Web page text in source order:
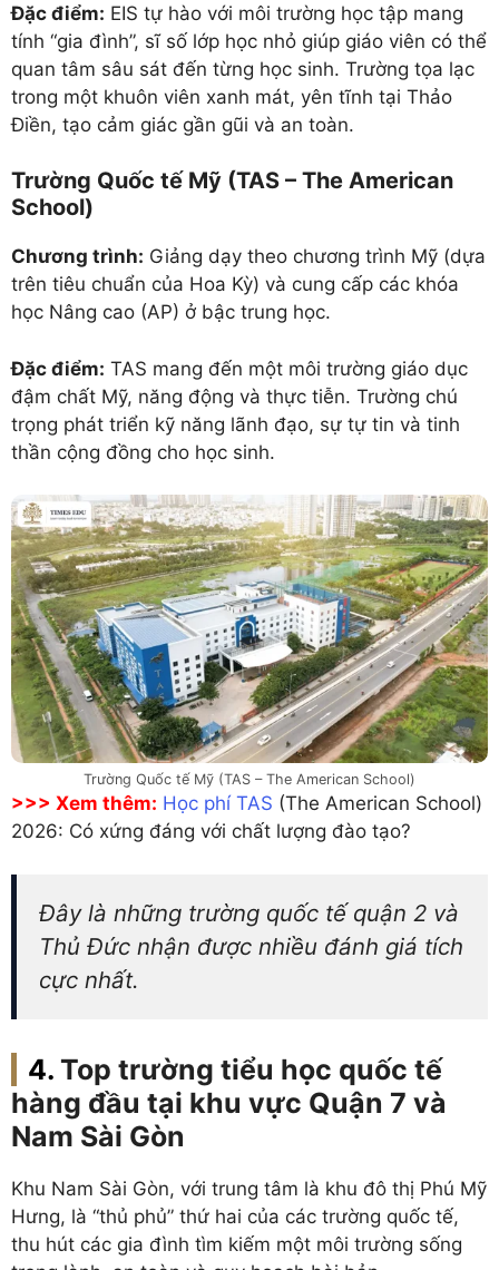
Đặc điểm: EIS tự hào với môi trường học tập mang
tính “gia đình”, sĩ số lớp học nhỏ giúp giáo viên có thể
quan tâm sâu sát đến từng học sinh. Trường tọa lạc
trong một khuôn viên xanh mát, yên tĩnh tại Thảo
Điền, tạo cảm giác gần gũi và an toàn.
Trường Quốc tế Mỹ (TAS – The American
School)
Chương trình: Giảng dạy theo chương trình Mỹ (dựa
trên tiêu chuẩn của Hoa Kỳ) và cung cấp các khóa
học Nâng cao (AP) ở bậc trung học.
Đặc điểm: TAS mang đến một môi trường giáo dục
đậm chất Mỹ, năng động và thực tiễn. Trường chú
trọng phát triển kỹ năng lãnh đạo, sự tự tin và tinh
thần cộng đồng cho học sinh.
Trường Quốc tế Mỹ (TAS – The American School)
>>> Xem thêm: Học phí TAS (The American School)
2026: Có xứng đáng với chất lượng đào tạo?
Đây là những trường quốc tế quận 2 và
Thủ Đức nhận được nhiều đánh giá tích
cực nhất.
Top trường tiểu học quốc tế
hàng đầu tại khu vực Quận 7 và
Nam Sài Gòn
Khu Nam Sài Gòn, với trung tâm là khu đô thị Phú Mỹ
Hưng, là “thủ phủ” thứ hai của các trường quốc tế,
thu hút các gia đình tìm kiếm một môi trường sống